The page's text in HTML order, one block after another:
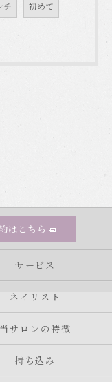
チ 初めて
はこちら
サービス
ネイリスト
当サロンの特徴
持ち込み